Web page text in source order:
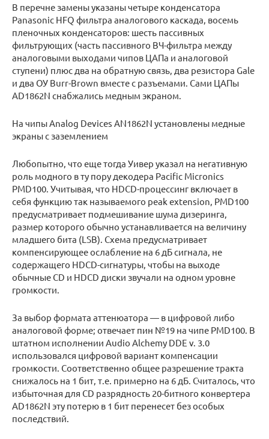
В перечне замены указаны четыре конденсатора
Panasonic HFQ фильтра аналогового каскада, восемь
пленочных конденсаторов: шесть пассивных
фильтрующих (часть пассивного ВЧ-фильтра между
аналоговыми выходами чипов ЦАПа и аналоговой
ступени) плюс два на обратную связь, два резистора Gale
и два ОУ Burr-Brown вместе с разъемами. Сами ЦАПы
AD1862N снабжались медным экраном.
На чипы Analog Devices AN1862N установлены медные
экраны с заземлением
Любопытно, что еще тогда Уивер указал на негативную
роль модного в ту пору декодера Pacific Micronics
PMD100. Учитывая, что HDCD-процессинг включает в
себя функцию так называемого peak extension, PMD100
предусматривает подмешивание шума дизеринга,
размер которого обычно устанавливается на величину
младшего бита (LSB). Схема предусматривает
компенсирующее ослабление на 6 дБ сигнала, не
содержащего HDCD-сигнатуры, чтобы на выходе
обычные CD и HDCD диски звучали на одном уровне
громкости.
За выбор формата аттенюатора — в цифровой либо
аналоговой форме; отвечает пин №19 на чипе PMD100. В
штатном исполнении Audio Alchemy DDE v. 3.0
использовался цифровой вариант компенсации
громкости. Соответственно общее разрешение тракта
снижалось на 1 бит, т.е. примерно на 6 дБ. Считалось, что
избыточная для CD разрядность 20-битного конвертера
AD1862N эту потерю в 1 бит перенесет без особых
последствий.